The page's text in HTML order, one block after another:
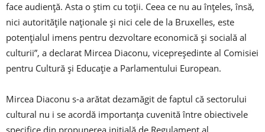
face audiență. Asta o știm cu toții. Ceea ce nu au înțeles, însă,
nici autoritățile naționale și nici cele de la Bruxelles, este
potențialul imens pentru dezvoltare economică și socială al
culturii”, a declarat Mircea Diaconu, vicepreședinte al Comisiei
pentru Cultură și Educație a Parlamentului European.
Mircea Diaconu s-a arătat dezamăgit de faptul că sectorului
cultural nu i se acordă importanța cuvenită între obiectivele